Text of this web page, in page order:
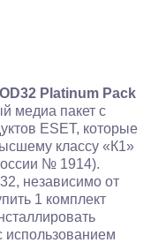
Platinum Pack
медиа пакет с
ESET, которые
классу «К1»
№ 1914).
независимо от
1 комплект
использованием